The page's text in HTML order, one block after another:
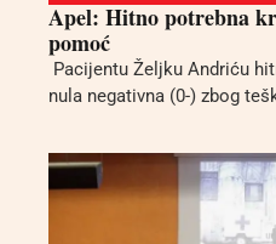
Apel: Hitno potrebna
pomoć
Pacijentu Željku Andriću
nula negativna (0-) zbog